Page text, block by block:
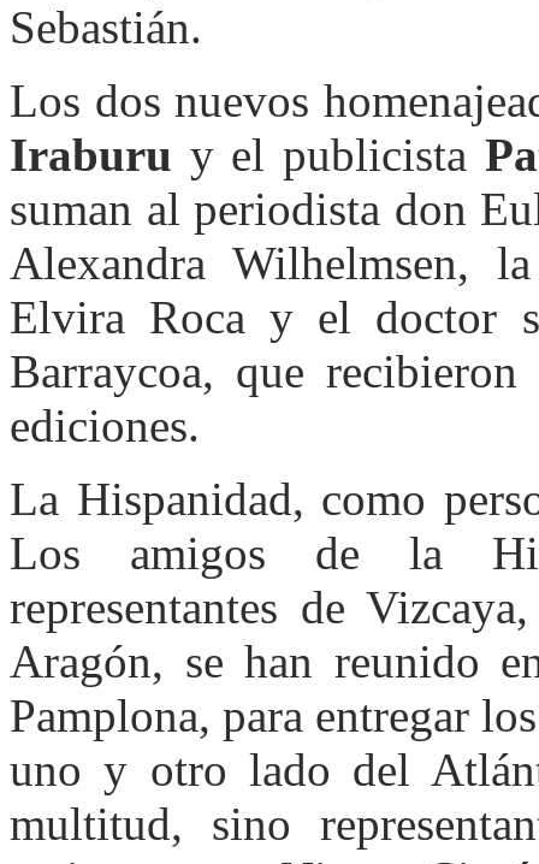
Sebastián.
Los dos nuevos
Iraburu y el publicista
suman al periodista don
Alexandra Wilhelmsen,
Elvira Roca y el doctor
Barraycoa, que
ediciones.
La Hispanidad, como
Los amigos de la
representantes de
Aragón, se han reunido
Pamplona, para entregar
uno y otro lado del
multitud, sino